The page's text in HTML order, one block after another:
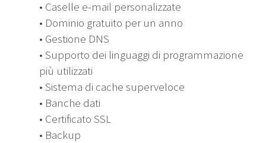
• Caselle e-mail personalizzate
• Dominio gratuito per un anno
• Gestione DNS
• Supporto dei linguaggi di programmazione
più utilizzati
• Sistema di cache superveloce
• Banche dati
• Certificato SSL
• Backup